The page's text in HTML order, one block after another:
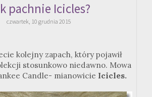
pachnie Icicles?
czwartek, 10 grudnia 2015
kolejny zapach, który pojawił
stosunkowo niedawno. Mowa
Candle- mianowicie Icicles.